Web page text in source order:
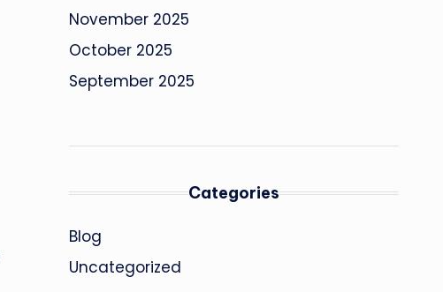
November 2025
October 2025
September 2025
Categories
Blog
Uncategorized